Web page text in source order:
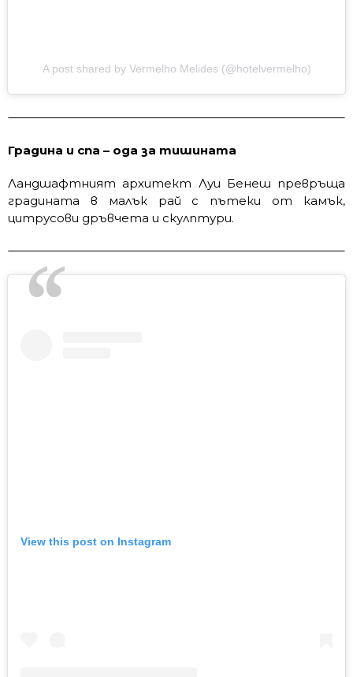
A post shared by Vermelho Melides (@hotelvermelho)
Градина и спа – ода за тишината
Ландшафтният архитект Луи Бенеш превръща
градината в малък рай с пътеки от камък,
цитрусови дръвчета и скулптури.
View this post on Instagram